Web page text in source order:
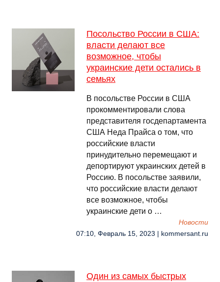
Посольство России в США:
власти делают все
возможное, чтобы
украинские дети остались в
семьях
В посольстве России в США
прокомментировали слова
представителя госдепартамента
США Неда Прайса о том, что
российские власти
принудительно перемещают и
депортируют украинских детей в
Россию. В посольстве заявили,
что российские власти делают
все возможное, чтобы
украинские дети о …
Новости
07:10, Февраль 15, 2023 | kommersant.ru
Один из самых быстрых